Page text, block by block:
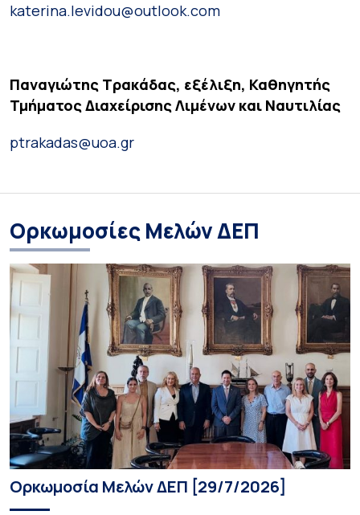
katerina.levidou@outlook.com
Παναγιώτης Τρακάδας, εξέλιξη, Καθηγητής
Τμήματος Διαχείρισης Λιμένων και Ναυτιλίας
ptrakadas@uoa.gr
Ορκωμοσίες Μελών ΔΕΠ
Ορκωμοσία Μελών ΔΕΠ [29/7/2026]